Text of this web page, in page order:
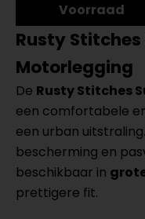
Voorraad
Rusty
Motorlegging
De Rusty Stitches
een comfortabele
een urban
bescherming en
beschikbaar in
prettigere fit.